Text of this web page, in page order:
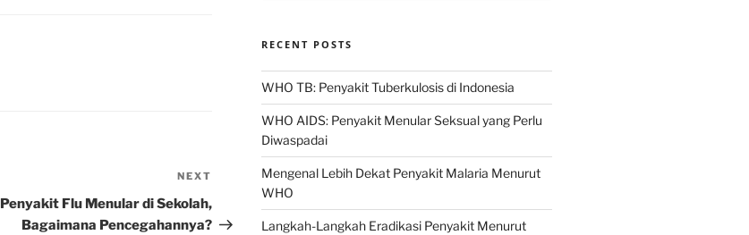
NEXT
Penyakit Flu Menular di Sekolah,
Bagaimana Pencegahannya?
RECENT POSTS
WHO TB: Penyakit Tuberkulosis di Indonesia
WHO AIDS: Penyakit Menular Seksual yang Perlu
Diwaspadai
Mengenal Lebih Dekat Penyakit Malaria Menurut
WHO
Langkah-Langkah Eradikasi Penyakit Menurut